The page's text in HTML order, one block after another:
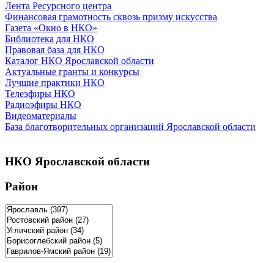
Лента Ресурсного центра
Финансовая грамотность сквозь призму искусства
Газета «Окно в НКО»
Библиотека для НКО
Правовая база для НКО
Каталог НКО Ярославской области
Актуальные гранты и конкурсы
Лучшие практики НКО
Телеэфиры НКО
Радиоэфиры НКО
Видеоматериалы
База благотворительных организаций Ярославской области
НКО Ярославской области
Район